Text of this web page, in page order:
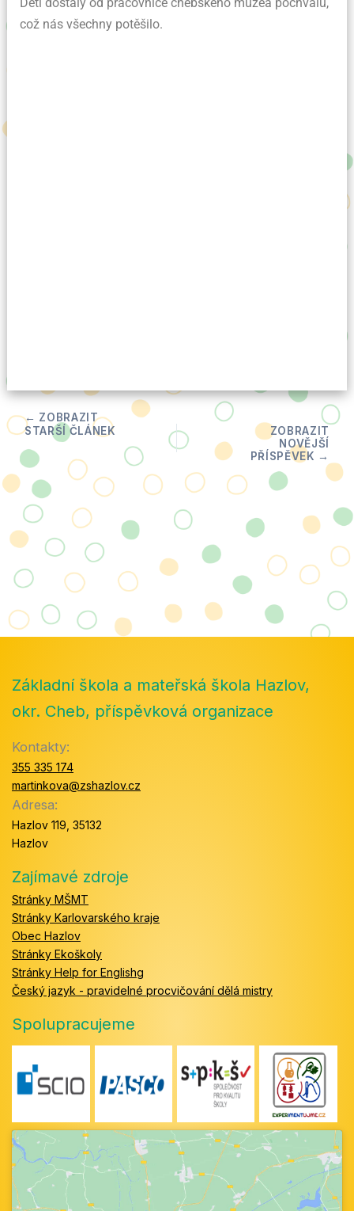
což nás všechny potěšilo.
Základní škola a mateřská škola Hazlov,
okr. Cheb, příspěvková organizace
Kontakty:
355 335 174
martinkova@zshazlov.cz
Adresa:
Hazlov 119, 35132
Hazlov
Zajímavé zdroje
Stránky MŠMT
Stránky Karlovarského kraje
Obec Hazlov
Stránky Ekoškoly
Stránky Help for Englishg
Český jazyk - pravidelné procvičování dělá mistry
Spolupracujeme